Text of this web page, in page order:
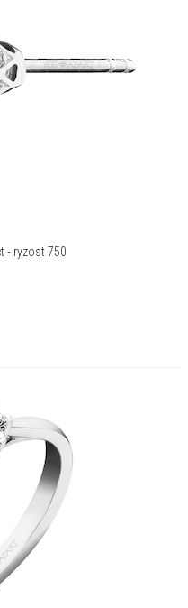
- ryzost 750